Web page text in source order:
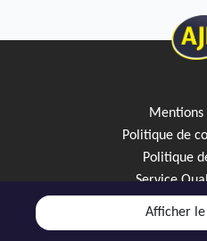
Afficher
Mentions
Politique de
Politique
Service
Créez votre